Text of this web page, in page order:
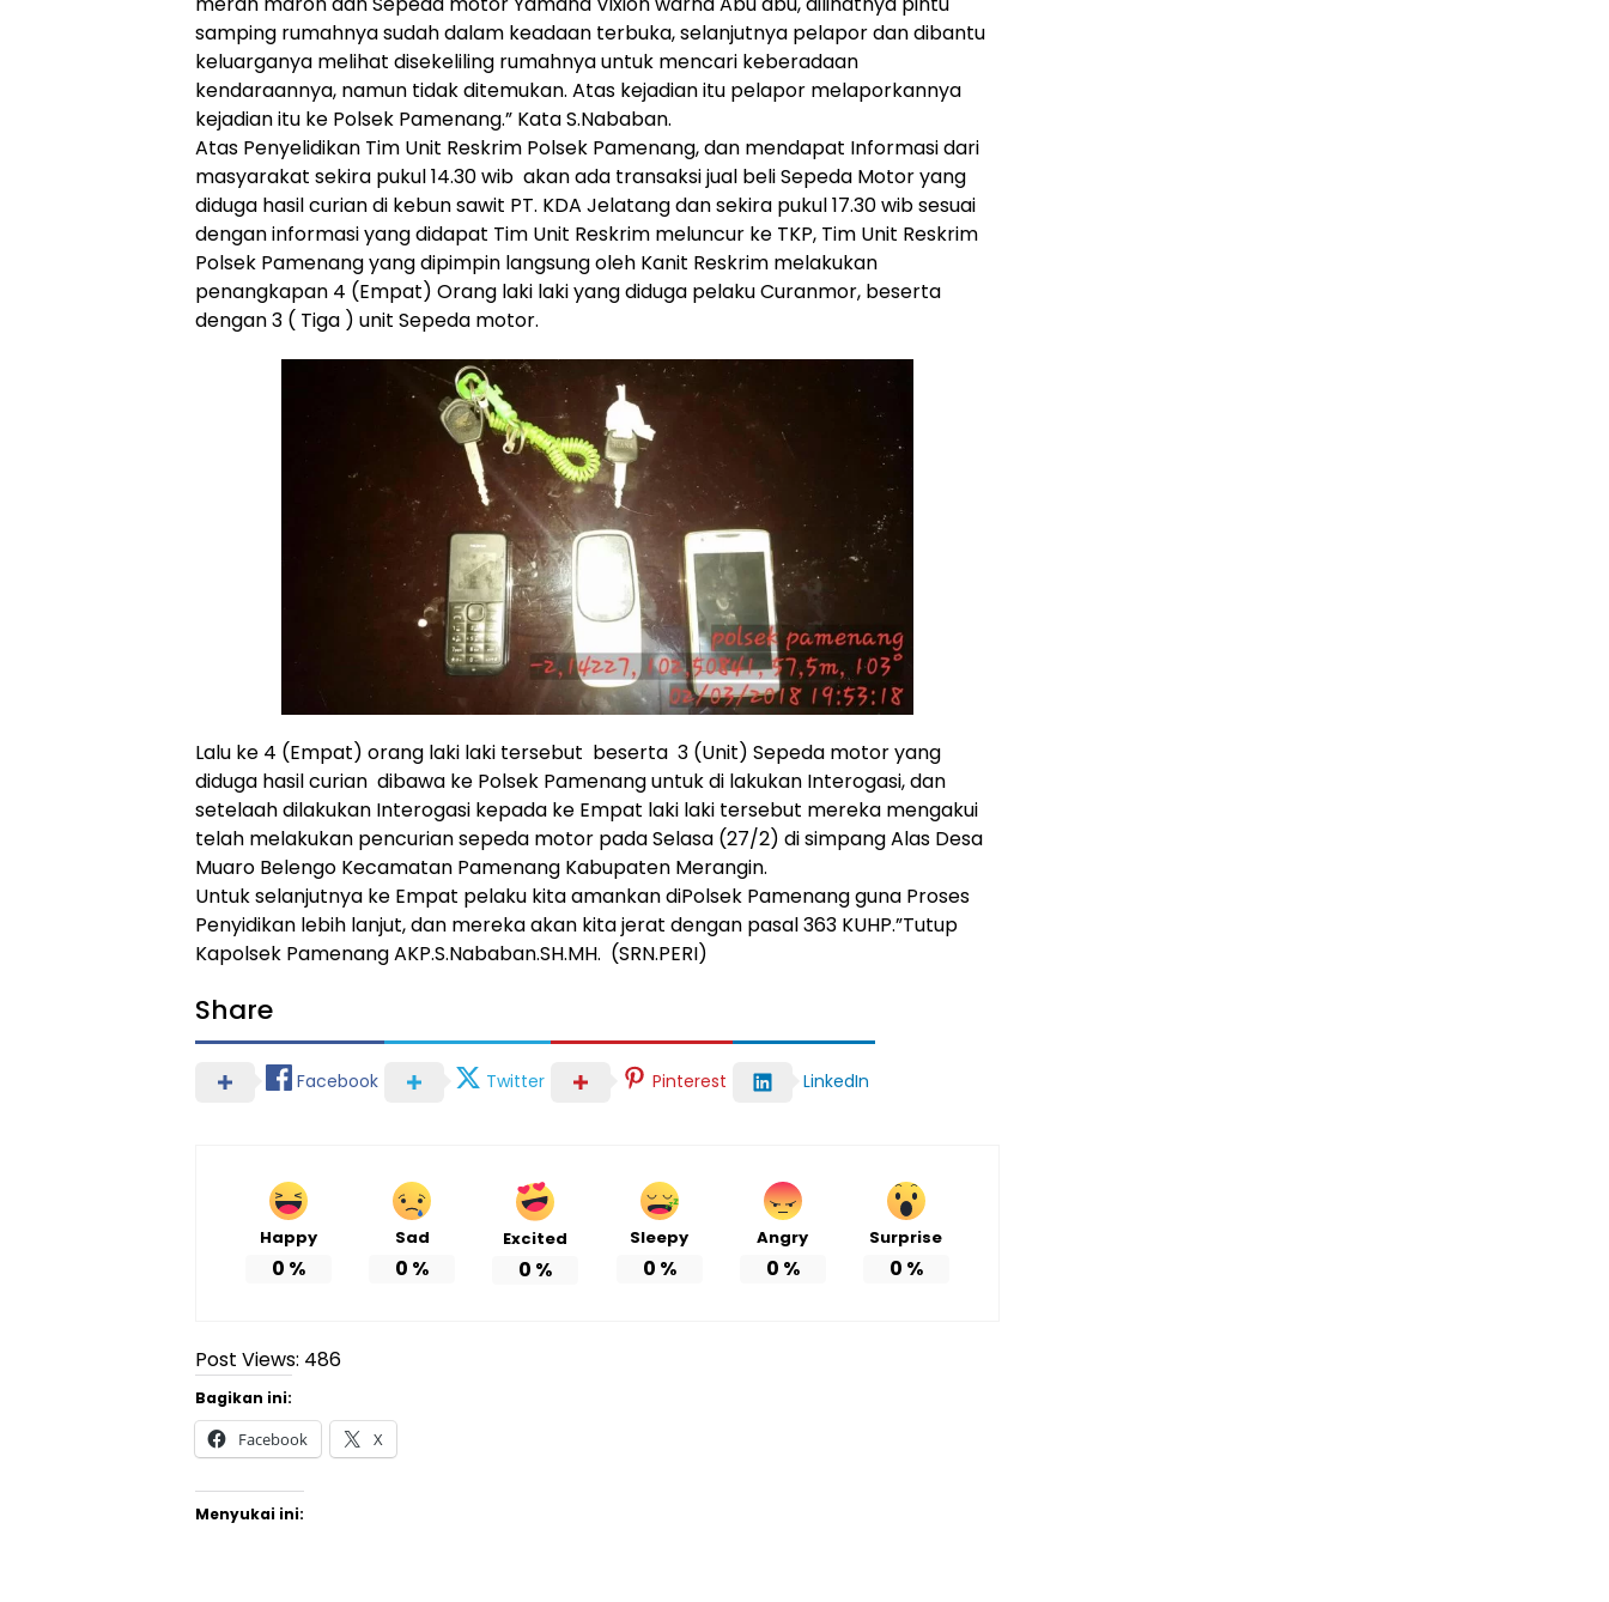
samping rumahnya sudah dalam keadaan terbuka, selanjutnya pelapor dan dibantu
keluarganya melihat disekeliling rumahnya untuk mencari keberadaan
kendaraannya, namun tidak ditemukan. Atas kejadian itu pelapor melaporkannya
kejadian itu ke Polsek Pamenang.” Kata S.Nababan.
Atas Penyelidikan Tim Unit Reskrim Polsek Pamenang, dan mendapat Informasi dari
masyarakat sekira pukul 14.30 wib akan ada transaksi jual beli Sepeda Motor yang
diduga hasil curian di kebun sawit PT. KDA Jelatang dan sekira pukul 17.30 wib sesuai
dengan informasi yang didapat Tim Unit Reskrim meluncur ke TKP, Tim Unit Reskrim
Polsek Pamenang yang dipimpin langsung oleh Kanit Reskrim melakukan
penangkapan 4 (Empat) Orang laki laki yang diduga pelaku Curanmor, beserta
dengan 3 ( Tiga ) unit Sepeda motor.
Lalu ke 4 (Empat) orang laki laki tersebut beserta 3 (Unit) Sepeda motor yang
diduga hasil curian dibawa ke Polsek Pamenang untuk di lakukan Interogasi, dan
setelaah dilakukan Interogasi kepada ke Empat laki laki tersebut mereka mengakui
telah melakukan pencurian sepeda motor pada Selasa (27/2) di simpang Alas Desa
Muaro Belengo Kecamatan Pamenang Kabupaten Merangin.
Untuk selanjutnya ke Empat pelaku kita amankan diPolsek Pamenang guna Proses
Penyidikan lebih lanjut, dan mereka akan kita jerat dengan pasal 363 KUHP.”Tutup
Kapolsek Pamenang AKP.S.Nababan.SH.MH. (SRN.PERI)
Share
Facebook Twitter Pinterest LinkedIn
Happy
0 %
Sad
0 %
Excited
0 %
Sleepy
0 %
Angry
0 %
Surprise
0 %
Post Views: 486
Bagikan ini:
Facebook X
Menyukai ini: